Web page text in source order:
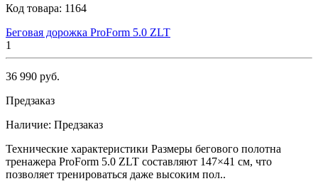
Код товара: 1164
Беговая дорожка ProForm 5.0 ZLT
1
36 990 руб.
Предзаказ
Наличие: Предзаказ
Технические характеристики Размеры бегового полотна
тренажера ProForm 5.0 ZLT составляют 147×41 см, что
позволяет тренироваться даже высоким пол..